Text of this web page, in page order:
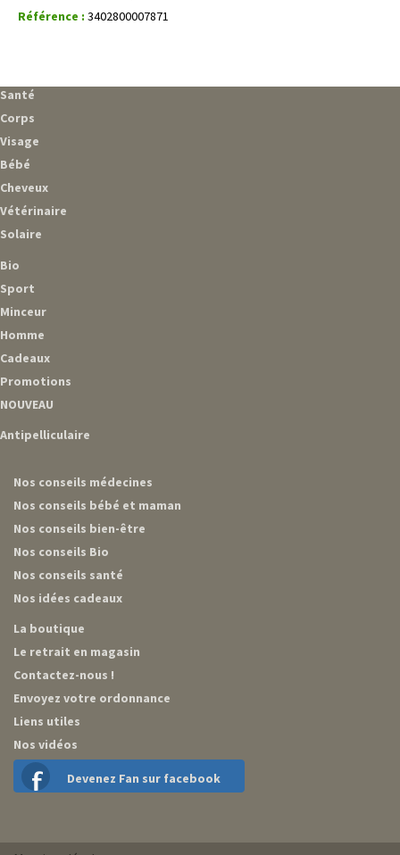
Référence : 3402800007871
Santé
Corps
Visage
Bébé
Cheveux
Vétérinaire
Solaire
Bio
Sport
Minceur
Homme
Cadeaux
Promotions
NOUVEAU
Antipelliculaire
Nos conseils médecines
Nos conseils bébé et maman
Nos conseils bien-être
Nos conseils Bio
Nos conseils santé
Nos idées cadeaux
La boutique
Le retrait en magasin
Contactez-nous !
Envoyez votre ordonnance
Liens utiles
Nos vidéos
Devenez Fan sur facebook